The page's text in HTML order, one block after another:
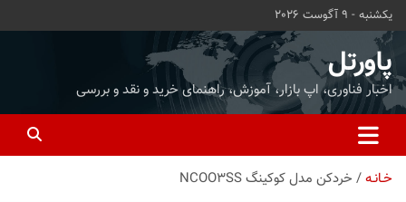
محتوا
بروید
یکشنبه - 9 آگوست 2026
پاورتل
اخبار فناوری، اپ بازار، آموزش، راهنمای خرید و نقد و بررسی
خـانـه خردکن مدل کوکینگ NCOO3SS